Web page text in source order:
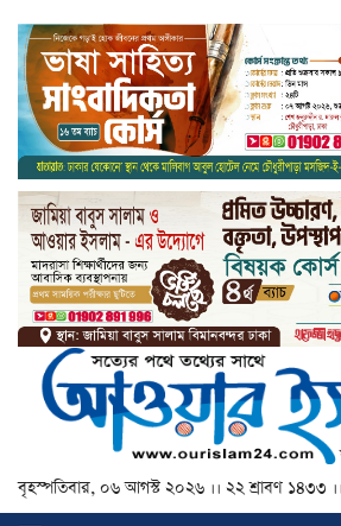
বৃহস্পতিবার, ০৬ আগস্ট ২০২৬ ।। ২২ শ্রাবণ ১৪৩৩